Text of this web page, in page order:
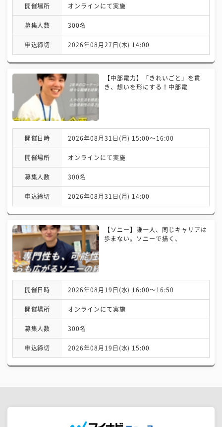
開催場所 オンラインにて実施
募集人数 300名
申込締切 2026年08月27日(木) 14:00
【中部電力】「きれいごと」を貫
き、想いを形にする！中部電
開催日時 2026年08月31日(月) 15:00〜16:00
開催場所 オンラインにて実施
募集人数 300名
申込締切 2026年08月31日(月) 14:00
【ソニー】誰一人、同じキャリアは
歩まない。ソニーで描く、
開催日時 2026年08月19日(水) 16:00〜16:50
開催場所 オンラインにて実施
募集人数 300名
申込締切 2026年08月19日(水) 15:00